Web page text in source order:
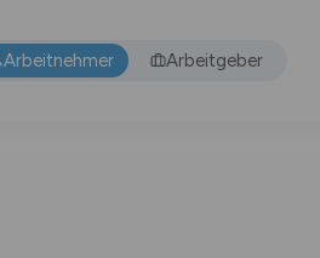
Arbeitnehmer Arbeitgeber